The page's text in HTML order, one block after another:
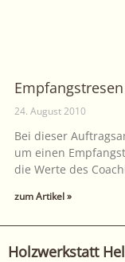
24. August 2010
Bei dieser
um einen
die Werte des
zum Artikel »
Holzwerkstatt